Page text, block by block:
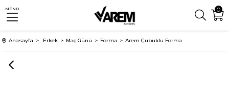
0
MENU
Anasayfa Erkek Maç Günü Forma Arem Çubuklu Forma